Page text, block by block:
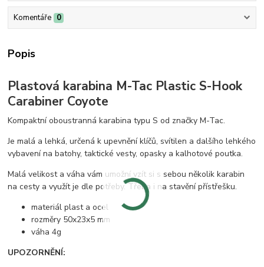
Komentáře 0
Popis
Plastová karabina M-Tac Plastic S-Hook
Carabiner Coyote
Kompaktní oboustranná karabina typu S od značky M-Tac.
Je malá a lehká, určená k upevnění klíčů, svítilen a dalšího lehkého
vybavení na batohy, taktické vesty, opasky a kalhotové poutka.
Malá velikost a váha vám umožní vzít si s sebou několik karabin
na cesty a využít je dle potřeby. Třeba i na stavění přístřešku.
materiál plast a ocel
rozměry 50x23x5 mm
váha 4g
UPOZORNĚNÍ: